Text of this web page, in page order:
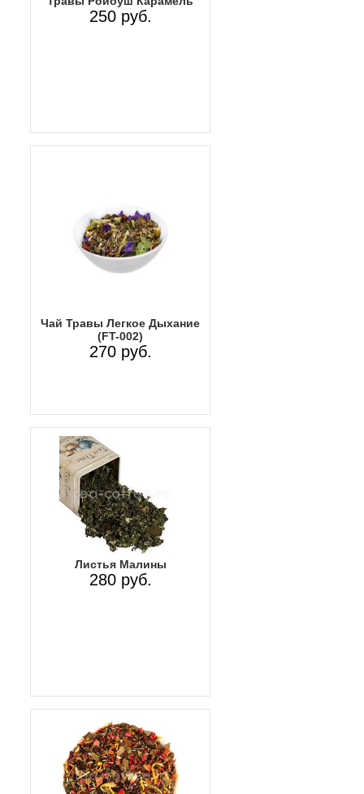
250 руб.
Чай Травы Легкое Дыхание
(FT-002)
270 руб.
Листья Малины
280 руб.